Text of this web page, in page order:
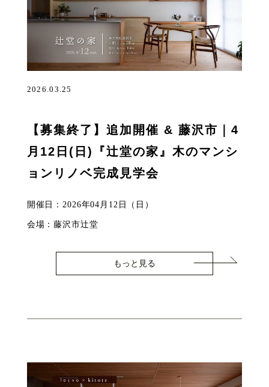
2026.03.25
【募集終了】追加開催 & 藤沢市｜4
月12日(日)『辻堂の家』木のマンシ
ョンリノベ完成見学会
開催日：2026年04月12日（日）
会場：藤沢市辻堂
もっと見る